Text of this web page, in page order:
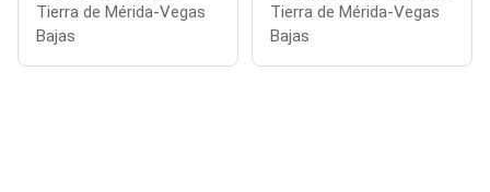
Tierra de Mérida-Vegas
Bajas
Tierra de Mérida-Vegas
Bajas